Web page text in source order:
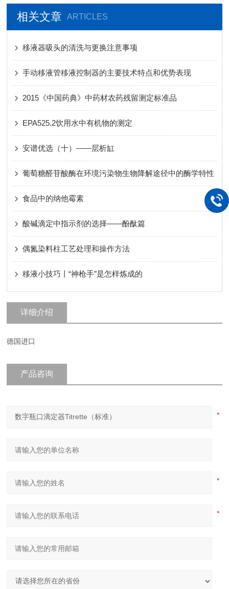
相关文章 ARTICLES
移液器吸头的清洗与更换注意事项
手动移液管移液控制器的主要技术特点和优势表现
2015《中国药典》中药材农药残留测定标准品
EPA525.2饮用水中有机物的测定
安谱优选（十）——层析缸
葡萄糖醛苷酸酶在环境污染物生物降解途径中的酶学特性
食品中的纳他霉素
酸碱滴定中指示剂的选择——酚酞篇
偶氮染料柱工艺处理和操作方法
移液小技巧丨“神枪手”是怎样炼成的
详细介绍
德国进口
产品咨询